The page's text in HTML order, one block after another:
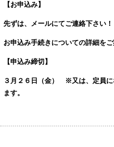
【お申込み】
先ずは、メールにてご連絡下さい！
お申込み手続きについての詳細をご
【申込み締切】
３ 月２６日（金） ※又は、定員に
ます。